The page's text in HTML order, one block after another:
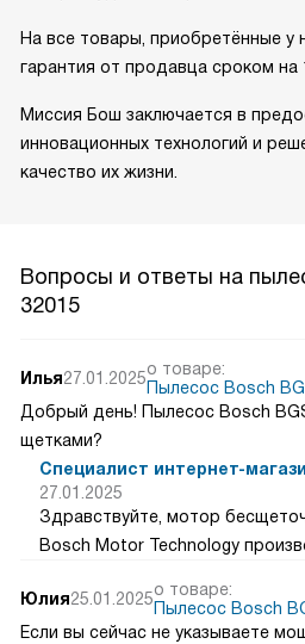
На все товары, приобретённые у
гарантия от продавца сроком на
Миссия Бош заключается в
инновационных технологий и
качество их жизни.
Вопросы и ответы на
32015
Илья27.01.2025о товаре:
Пылесос Bosch
Добрый день! Пылесос Bosch
щетками?
Специалист интернет-
27.01.2025
Здравствуйте, мотор
Bosch Motor Technology
Юлия25.01.2025о товаре:
Пылесос Bosch
Если вы сейчас не указываете